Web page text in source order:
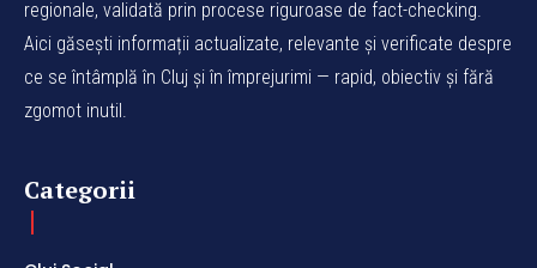
regionale, validată prin procese riguroase de fact-checking.
Aici găsești informații actualizate, relevante și verificate despre
ce se întâmplă în Cluj și în împrejurimi — rapid, obiectiv și fără
zgomot inutil.
Categorii